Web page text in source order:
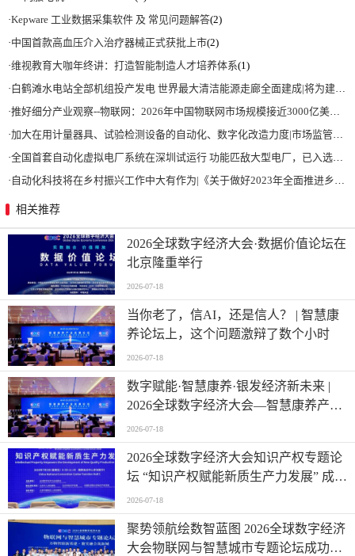
·Kepware 工业数据采集软件 及 常见问题解答(2)
·中国首款高血压介入治疗器械正式获批上市(2)
·维视教育大咖年终讲：打造智能制造人才培养体系(1)
·白鹤滩水电站全部机组投产发电 世界最大清洁能源走廊全面建成|将为建设新型能源体系、保障国家能源安全、实现“双碳”目标提供有力支撑
·推好细分产业观察--物联网：2026年中国物联网市场规模接近3000亿美元 智慧工厂、智慧城市、智慧电网等将占60%以上
·加大在用计量器具、试验检测设备的自动化、数字化改造力度|市场监管总局 工业和信息化部 关于促进企业计量能力提升的指导意见
·全国首套自动化虚拟电厂系统在深圳试运行 功能匹敌大型电厂，已入选国际典型案例
· 自动化科技将在乡村振兴工作中大有作为|《关于做好2023年全面推进乡村振兴重点工作的意见》发布
相关推荐
2026全球数字经济大会·数据价值论坛在
北京隆重举行
2026-07-18
当你老了，信AI，还是信人？ | 智慧康
养论坛上，这个问题激辩了数个小时
2026-07-18
数字赋能·智慧康养·银发经济新未来 |
2026全球数字经济大会—智慧康养产业
发展论坛在京举办
2026-07-18
2026全球数字经济大会知识产权专题论
坛 “知识产权赋能新质生产力发展” 成功
举办
2026-07-18
聚势领航绘数智蓝图 2026全球数字经济
大会物联网与智慧城市专题论坛成功举